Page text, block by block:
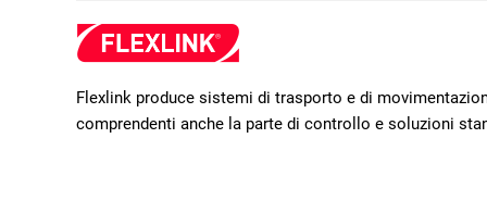
Flexlink produce sistemi di trasporto e di
comprendenti anche la parte di controllo e soluzioni